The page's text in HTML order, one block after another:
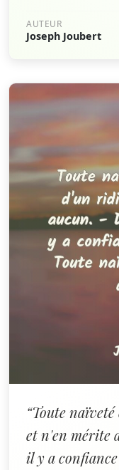
AUTEUR
Joseph Joubert
“Toute
et n'en mérite
il y a